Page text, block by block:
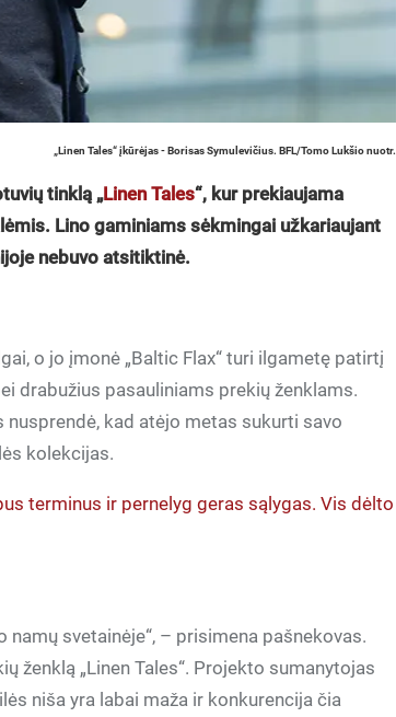
„Linen Tales“ įkūrėjas - Borisas Symulevičius. BFL/Tomo Lukšio nuotr.
tinklą „Linen Tales“, kur prekiaujama
Lino gaminiams sėkmingai užkariaujant
nebuvo atsitiktinė.
o jo įmonė „Baltic Flax“ turi ilgametę patirtį
drabužius pasauliniams prekių ženklams.
kad atėjo metas sukurti savo
kolekcijas.
terminus ir pernelyg geras sąlygas. Vis dėlto
svetainėje“, – prisimena pašnekovas.
ženklą „Linen Tales“. Projekto sumanytojas
niša yra labai maža ir konkurencija čia